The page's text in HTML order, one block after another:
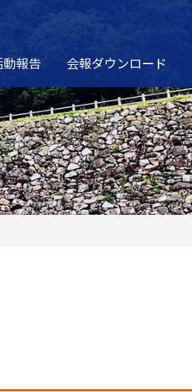
動報告 会報ダウンロード